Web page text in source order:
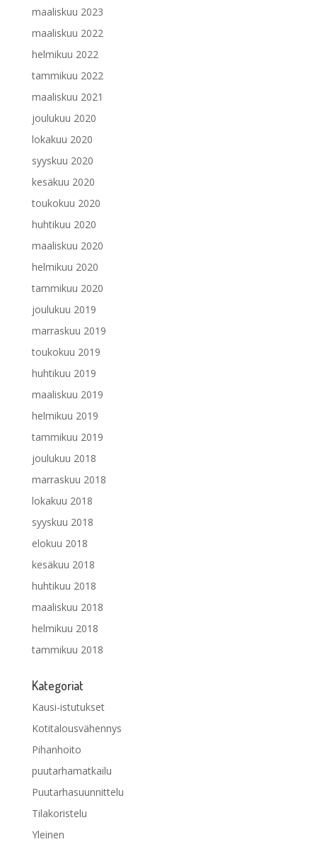
maaliskuu 2023
maaliskuu 2022
helmikuu 2022
tammikuu 2022
maaliskuu 2021
joulukuu 2020
lokakuu 2020
syyskuu 2020
kesäkuu 2020
toukokuu 2020
huhtikuu 2020
maaliskuu 2020
helmikuu 2020
tammikuu 2020
joulukuu 2019
marraskuu 2019
toukokuu 2019
huhtikuu 2019
maaliskuu 2019
helmikuu 2019
tammikuu 2019
joulukuu 2018
marraskuu 2018
lokakuu 2018
syyskuu 2018
elokuu 2018
kesäkuu 2018
huhtikuu 2018
maaliskuu 2018
helmikuu 2018
tammikuu 2018
Kategoriat
Kausi-istutukset
Kotitalousvähennys
Pihanhoito
puutarhamatkailu
Puutarhasuunnittelu
Tilakoristelu
Yleinen